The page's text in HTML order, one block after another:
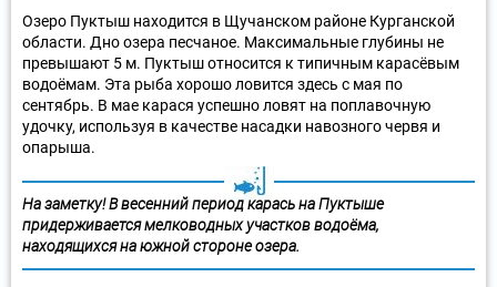
Озеро Пуктыш находится в Щучанском районе Курганской
области. Дно озера песчаное. Максимальные глубины не
превышают 5 м. Пуктыш относится к типичным карасёвым
водоёмам. Эта рыба хорошо ловится здесь с мая по
сентябрь. В мае карася успешно ловят на поплавочную
удочку, используя в качестве насадки навозного червя и
опарыша.
На заметку! В весенний период карась на Пуктыше
придерживается мелководных участков водоёма,
находящихся на южной стороне озера.